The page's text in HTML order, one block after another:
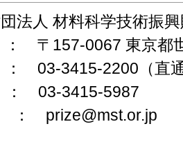
法人 材料科学技術振
〒157-0067 東京都
03-3415-2200（直
03-3415-5987
： prize@mst.or.jp